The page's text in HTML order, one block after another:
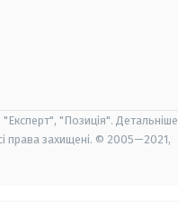
"Експерт", "Позиція". Детальніше
права захищені. © 2005—2021,